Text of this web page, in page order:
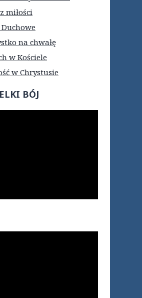
miłości
Duchowe
na chwałę
w Kościele
w Chrystusie
BÓJ